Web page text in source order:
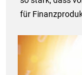
für